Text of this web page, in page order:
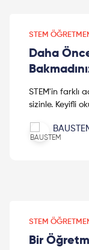
STEM
Daha
STEM'in farklı
sizinle. Keyifli
STEM
Bir